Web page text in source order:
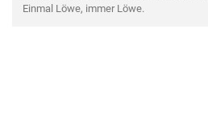
Einmal Löwe, immer Löwe.